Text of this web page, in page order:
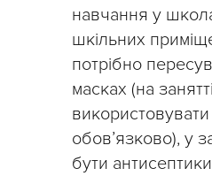
навчання у
шкільних
потрібно
масках (на
обов’язково), у
бути